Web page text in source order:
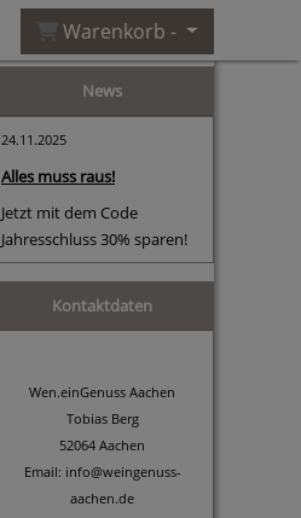
Warenkorb -
News
24.11.2025
Alles muss raus!
Jetzt mit dem Code
Jahresschluss 30% sparen!
Kontaktdaten
Wen.einGenuss Aachen
Tobias Berg
52064 Aachen
Email: info@weingenuss-
aachen.de